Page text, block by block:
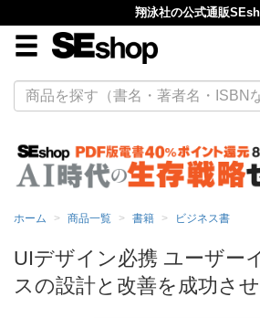
翔泳社の公式通販
ホーム 商品一覧 書籍 ビジネス書
UIデザイン必携 ユーザー
スの設計と改善を成功さ